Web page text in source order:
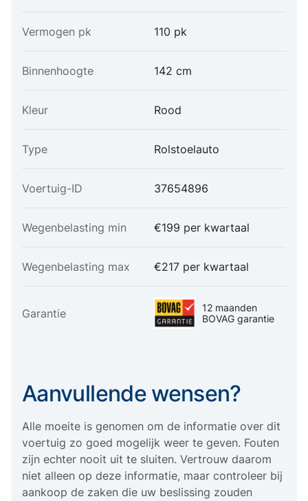
Vermogen pk 110 pk
Binnenhoogte 142 cm
Kleur Rood
Type Rolstoelauto
Voertuig-ID 37654896
Wegenbelasting min €199 per kwartaal
Wegenbelasting max €217 per kwartaal
Garantie
12 maanden
BOVAG garantie
Aanvullende wensen?
Alle moeite is genomen om de informatie over dit
voertuig zo goed mogelijk weer te geven. Fouten
zijn echter nooit uit te sluiten. Vertrouw daarom
niet alleen op deze informatie, maar controleer bij
aankoop de zaken die uw beslissing zouden